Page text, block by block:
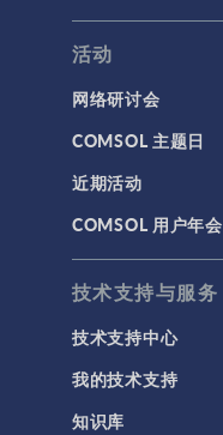
活动
网络研讨会
COMSOL 主题日
近期活动
COMSOL 用户年会
技术支持与服务
技术支持中心
我的技术支持
知识库